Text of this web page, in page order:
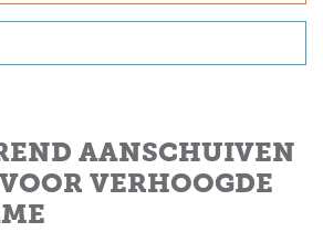
AANSCHUIVEN
VERHOOGDE